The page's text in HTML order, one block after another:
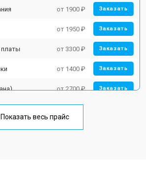
от 1900 ₽ Заказать
от 1950 ₽ Заказать
платы от 3300 ₽ Заказать
от 1400 ₽ Заказать
от 2700 ₽ Заказать
от 1750 ₽
Показать весь прайс